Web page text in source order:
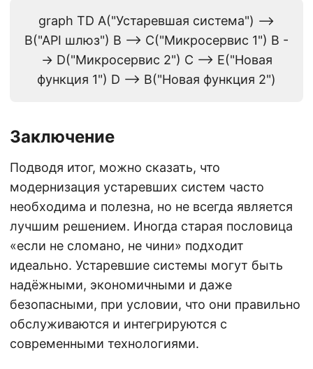
graph TD A("Устаревшая система") -->
B("API шлюз") B --> C("Микросервис 1") B -
-> D("Микросервис 2") C --> E("Новая
функция 1") D --> B("Новая функция 2")
Заключение
Подводя итог, можно сказать, что
модернизация устаревших систем часто
необходима и полезна, но не всегда является
лучшим решением. Иногда старая пословица
«если не сломано, не чини» подходит
идеально. Устаревшие системы могут быть
надёжными, экономичными и даже
безопасными, при условии, что они правильно
обслуживаются и интегрируются с
современными технологиями.